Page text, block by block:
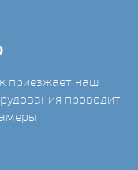
приезжает наш
проводит